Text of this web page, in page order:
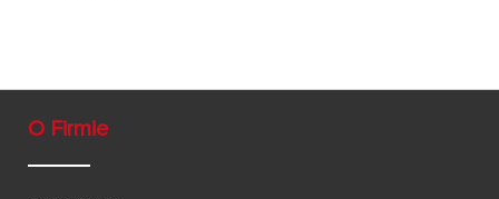
O Firmie